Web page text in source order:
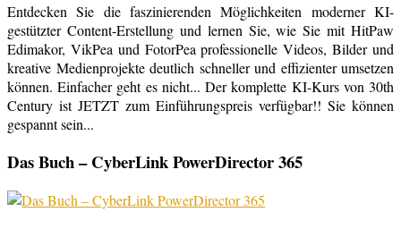
Entdecken Sie die faszinierenden Möglichkeiten moderner KI-
gestützter Content-Erstellung und lernen Sie, wie Sie mit HitPaw
Edimakor, VikPea und FotorPea professionelle Videos, Bilder und
kreative Medienprojekte deutlich schneller und effizienter umsetzen
können. Einfacher geht es nicht... Der komplette KI-Kurs von 30th
Century ist JETZT zum Einführungspreis verfügbar!! Sie können
gespannt sein...
Das Buch – CyberLink PowerDirector 365